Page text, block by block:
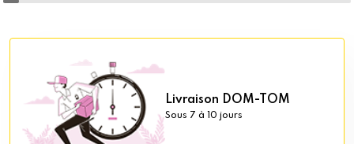
Livraison DOM-TOM
Sous 7 à 10 jours